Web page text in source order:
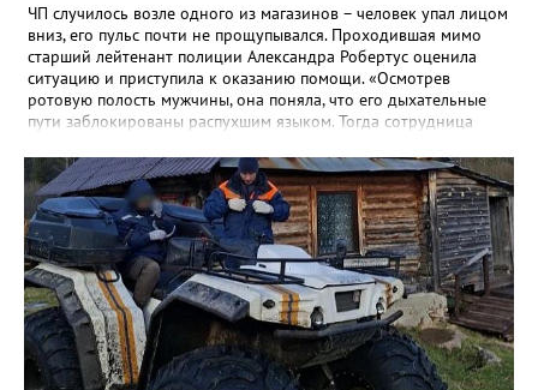
ЧП случилось возле одного из магазинов – человек упал лицом
вниз, его пульс почти не прощупывался. Проходившая мимо
старший лейтенант полиции Александра Робертус оценила
ситуацию и приступила к оказанию помощи. «Осмотрев
ротовую полость мужчины, она поняла, что его дыхательные
пути заблокированы распухшим языком. Тогда сотрудница
аккуратно вставила её в рот и зафиксировала язык. Воздух
снова пошел в лёгкие – человек задышал. Полицейский
удерживала его в таком положении до приезда скорой», -
рассказали в златоустовском ОМВД. Пострадавшего доставили
в больницу с ушибами. Руководство ГУ МВД и
Законодательное собрание области решают вопрос о
награждении Александры Робертус.